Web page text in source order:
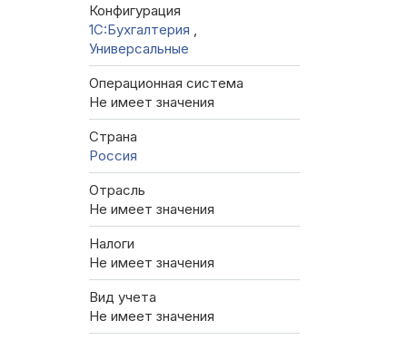
Конфигурация
1C:Бухгалтерия
Универсальные
Операционная система
Не имеет значения
Страна
Россия
Отрасль
Не имеет значения
Налоги
Не имеет значения
Вид учета
Не имеет значения